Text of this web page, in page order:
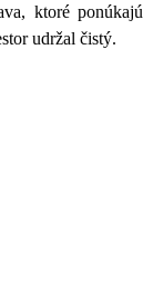
ktoré ponúkajú
udržal čistý.